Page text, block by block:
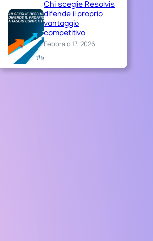
Chi sceglie Resolvis
difende il proprio
vantaggio
competitivo
Febbraio 17, 2026